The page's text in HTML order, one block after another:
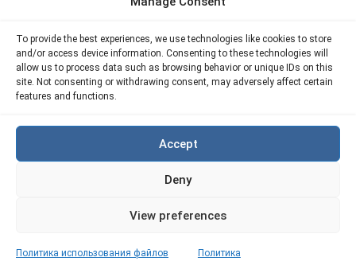
To provide the best experiences, we use technologies like cookies to store
and/or access device information. Consenting to these technologies will
allow us to process data such as browsing behavior or unique IDs on this
site. Not consenting or withdrawing consent, may adversely affect certain
features and functions.
Accept
Deny
View preferences
Политика использования файлов Политика
Политика возврата
eSIM5G
Политика
конфиденциальности
Site Map